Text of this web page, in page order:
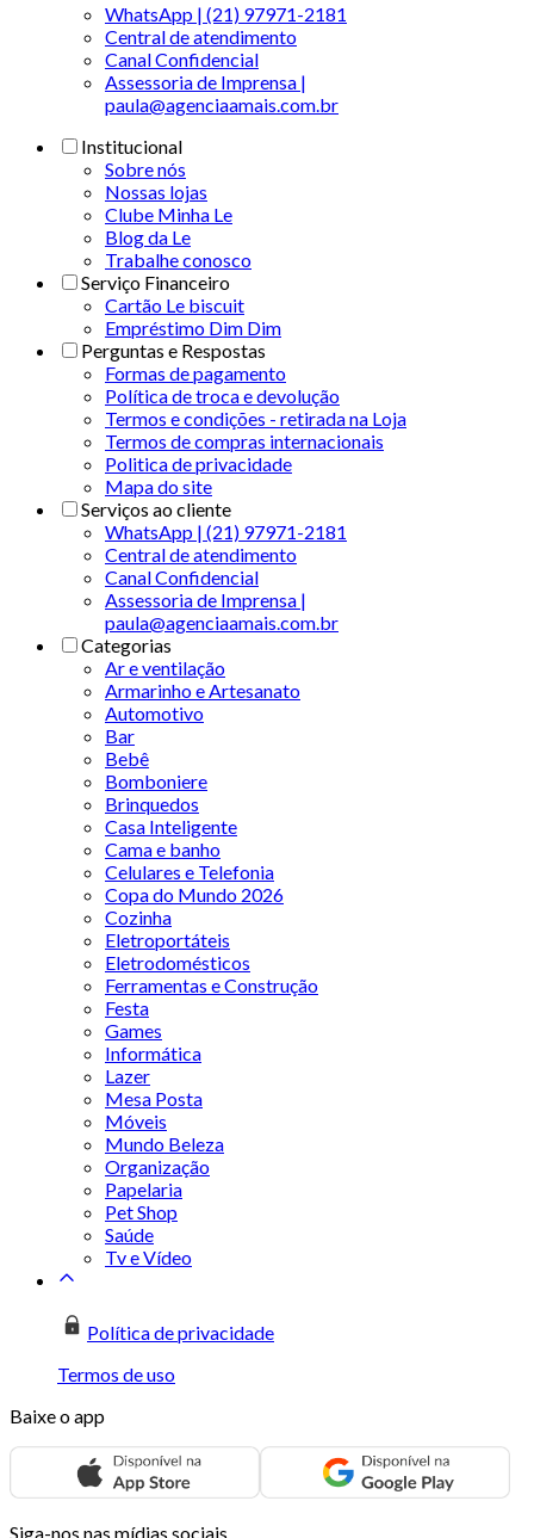
WhatsApp | (21) 97971-2181
Central de atendimento
Canal Confidencial
Assessoria de Imprensa |
paula@agenciaamais.com.br
Institucional
Sobre nós
Nossas lojas
Clube Minha Le
Blog da Le
Trabalhe conosco
Serviço Financeiro
Cartão Le biscuit
Empréstimo Dim Dim
Perguntas e Respostas
Formas de pagamento
Política de troca e devolução
Termos e condições - retirada na Loja
Termos de compras internacionais
Politica de privacidade
Mapa do site
Serviços ao cliente
WhatsApp | (21) 97971-2181
Central de atendimento
Canal Confidencial
Assessoria de Imprensa |
paula@agenciaamais.com.br
Categorias
Ar e ventilação
Armarinho e Artesanato
Automotivo
Bar
Bebê
Bomboniere
Brinquedos
Casa Inteligente
Cama e banho
Celulares e Telefonia
Copa do Mundo 2026
Cozinha
Eletroportáteis
Eletrodomésticos
Ferramentas e Construção
Festa
Games
Informática
Lazer
Mesa Posta
Móveis
Mundo Beleza
Organização
Papelaria
Pet Shop
Saúde
Tv e Vídeo
Política de privacidade
Termos de uso
Baixe o app
Siga-nos nas mídias sociais